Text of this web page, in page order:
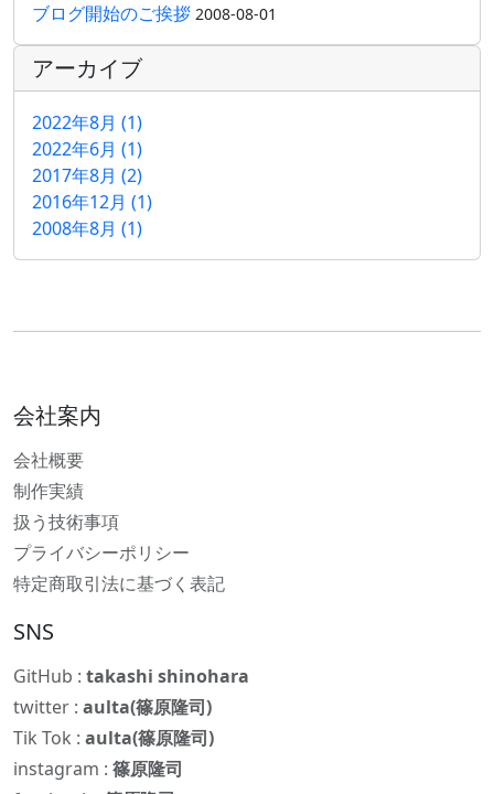
ブログ開始のご挨拶 2008-08-01
アーカイブ
2022年8月 (1)
2022年6月 (1)
2017年8月 (2)
2016年12月 (1)
2008年8月 (1)
会社案内
会社概要
制作実績
扱う技術事項
プライバシーポリシー
特定商取引法に基づく表記
SNS
GitHub : takashi shinohara
twitter : aulta(篠原隆司)
Tik Tok : aulta(篠原隆司)
instagram : 篠原隆司